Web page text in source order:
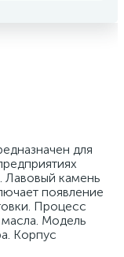
для
Лавовый камень
появление
Процесс
Модель
Корпус